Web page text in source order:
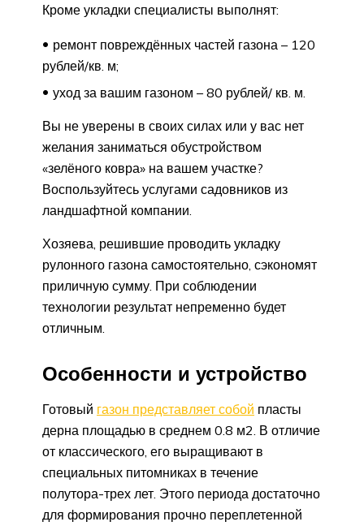
Кроме укладки специалисты выполнят:
ремонт повреждённых частей газона – 120
рублей/кв. м;
уход за вашим газоном – 80 рублей/ кв. м.
Вы не уверены в своих силах или у вас нет
желания заниматься обустройством
«зелёного ковра» на вашем участке?
Воспользуйтесь услугами садовников из
ландшафтной компании.
Хозяева, решившие проводить укладку
рулонного газона самостоятельно, сэкономят
приличную сумму. При соблюдении
технологии результат непременно будет
отличным.
Особенности и устройство
Готовый газон представляет собой пласты
дерна площадью в среднем 0.8 м2. В отличие
от классического, его выращивают в
специальных питомниках в течение
полутора-трех лет. Этого периода достаточно
для формирования прочно переплетенной